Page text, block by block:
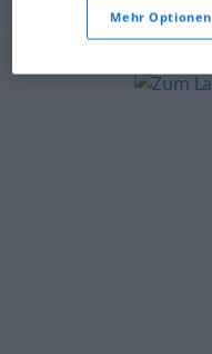
Mehr Optionen